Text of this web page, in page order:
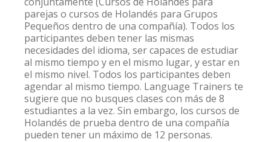
parejas o cursos de Holandés para Grupos
Pequeños dentro de una compañía). Todos los
participantes deben tener las mismas
necesidades del idioma, ser capaces de estudiar
al mismo tiempo y en el mismo lugar, y estar en
el mismo nivel. Todos los participantes deben
agendar al mismo tiempo. Language Trainers te
sugiere que no busques clases con más de 8
estudiantes a la vez. Sin embargo, los cursos de
Holandés de prueba dentro de una compañía
pueden tener un máximo de 12 personas.